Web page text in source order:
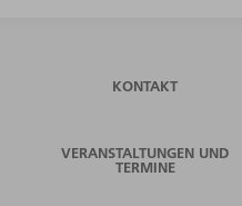
KONTAKT
VERANSTALTUNGEN UND
TERMINE